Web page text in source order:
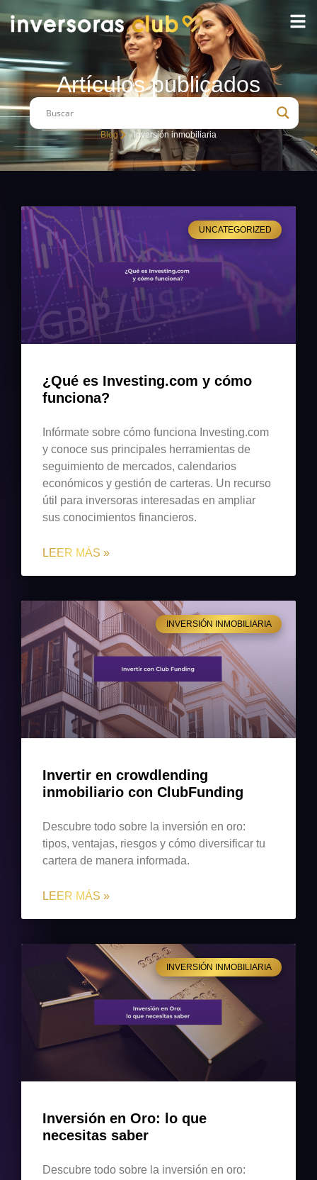
Artículos publicados
Blog Inversión inmobiliaria
UNCATEGORIZED
¿Qué es Investing.com y cómo
funciona?
Infórmate sobre cómo funciona Investing.com
y conoce sus principales herramientas de
seguimiento de mercados, calendarios
económicos y gestión de carteras. Un recurso
útil para inversoras interesadas en ampliar
sus conocimientos financieros.
LEER MÁS »
INVERSIÓN INMOBILIARIA
Invertir en crowdlending
inmobiliario con ClubFunding
Descubre todo sobre la inversión en oro:
tipos, ventajas, riesgos y cómo diversificar tu
cartera de manera informada.
LEER MÁS »
INVERSIÓN INMOBILIARIA
Inversión en Oro: lo que
necesitas saber
Descubre todo sobre la inversión en oro: